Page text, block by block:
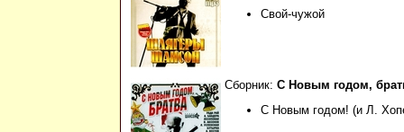
Свой-чужой
Сборник: С Новым годом,
С Новым годом! (и Л.